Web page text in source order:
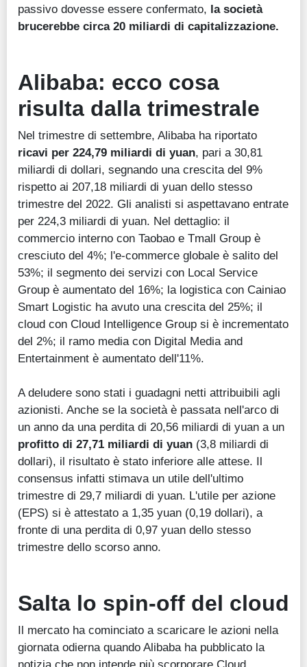
passivo dovesse essere confermato, la società
brucerebbe circa 20 miliardi di capitalizzazione.
Alibaba: ecco cosa
risulta dalla trimestrale
Nel trimestre di settembre, Alibaba ha riportato
ricavi per 224,79 miliardi di yuan, pari a 30,81
miliardi di dollari, segnando una crescita del 9%
rispetto ai 207,18 miliardi di yuan dello stesso
trimestre del 2022. Gli analisti si aspettavano entrate
per 224,3 miliardi di yuan. Nel dettaglio: il
commercio interno con Taobao e Tmall Group è
cresciuto del 4%; l'e-commerce globale è salito del
53%; il segmento dei servizi con Local Service
Group è aumentato del 16%; la logistica con Cainiao
Smart Logistic ha avuto una crescita del 25%; il
cloud con Cloud Intelligence Group si è incrementato
del 2%; il ramo media con Digital Media and
Entertainment è aumentato dell'11%.
A deludere sono stati i guadagni netti attribuibili agli
azionisti. Anche se la società è passata nell'arco di
un anno da una perdita di 20,56 miliardi di yuan a un
profitto di 27,71 miliardi di yuan (3,8 miliardi di
dollari), il risultato è stato inferiore alle attese. Il
consensus infatti stimava un utile dell'ultimo
trimestre di 29,7 miliardi di yuan. L'utile per azione
(EPS) si è attestato a 1,35 yuan (0,19 dollari), a
fronte di una perdita di 0,97 yuan dello stesso
trimestre dello scorso anno.
Salta lo spin-off del cloud
Il mercato ha cominciato a scaricare le azioni nella
giornata odierna quando Alibaba ha pubblicato la